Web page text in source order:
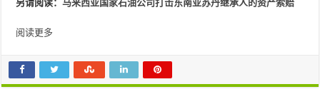
另请阅读：马来西亚国家石油公司打击东南亚苏丹继承人的资产索赔
阅读更多